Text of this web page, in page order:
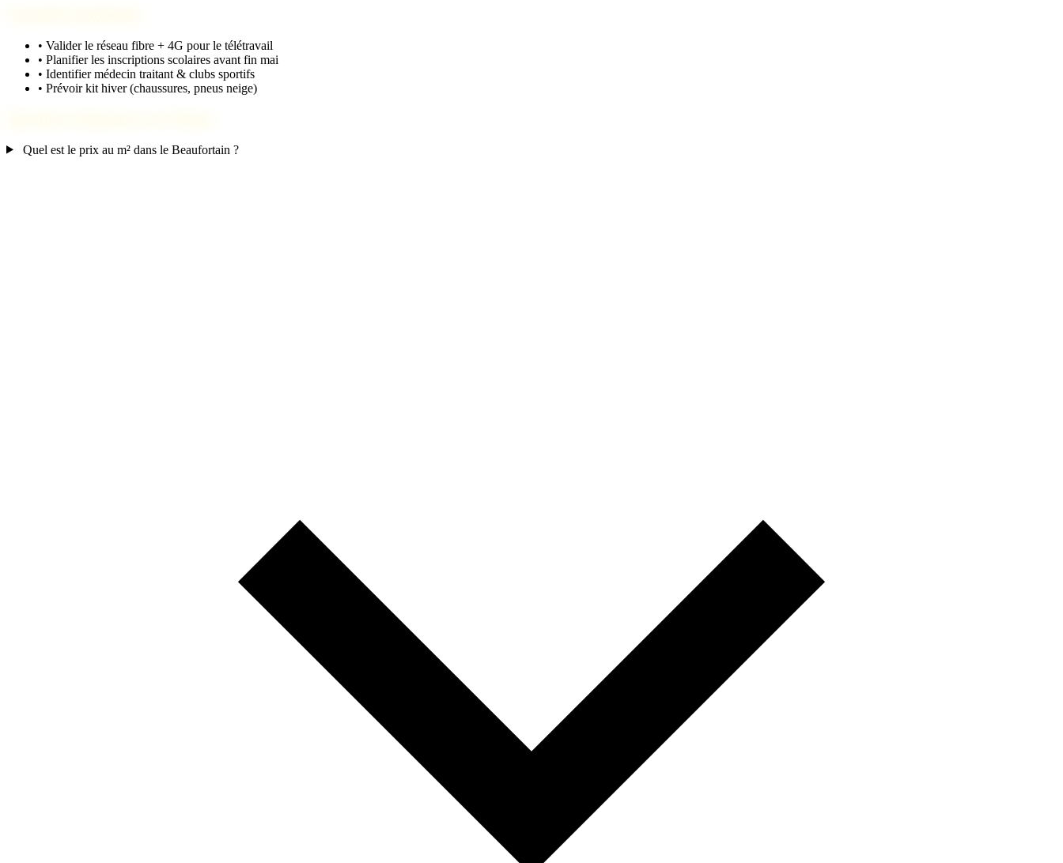
• Valider le réseau fibre + 4G pour le télétravail
• Planifier les inscriptions scolaires avant fin mai
• Identifier médecin traitant & clubs sportifs
• Prévoir kit hiver (chaussures, pneus neige)
Quel est le prix au m² dans le Beaufortain ?